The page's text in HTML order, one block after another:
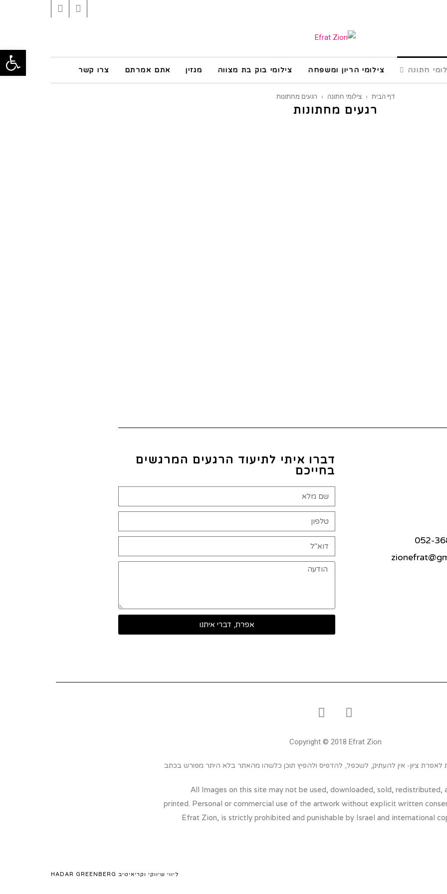
פתח
Facebook
Instagram
חתונה צילומי הריון ומשפחה צילומי בוק בת מצווה מגזין אתם אמרתם צרו קשר
דף הבית › צילומי חתונה › רגעים מחתונות
רגעים מחתונות
דברו איתי לתיעוד הרגעים המרגשים
בחייכם
אפרת, דברי איתנו
Copyright © 2018 Efrat Zion
לאפרת ציון- אין להעתיק, לשכפל, להדפיס ולהפיץ תוכן כלשהו מהאתר בלא היתר מפורש בכתב
All Images on this site may not be used, downloaded, sold, redistributed,
printed. Personal or commercial use of the artwork without explicit written
Efrat Zion, is strictly prohibited and punishable by Israel and international
ליווי שיווקי וקריאיטיב HADAR GREENBERG